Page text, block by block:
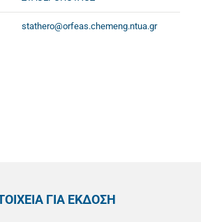
stathero@orfeas.chemeng.ntua.gr
ΓΙΑ ΕΚΔΟΣΗ